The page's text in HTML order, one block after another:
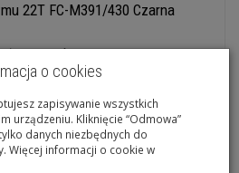
22T FC-M391/430 Czarna
na zamówienie
26,00 zł
Do koszyka
o cookies
zapisywanie wszystkich
urządzeniu. Kliknięcie “Odmowa”
danych niezbędnych do
Więcej informacji o cookie w